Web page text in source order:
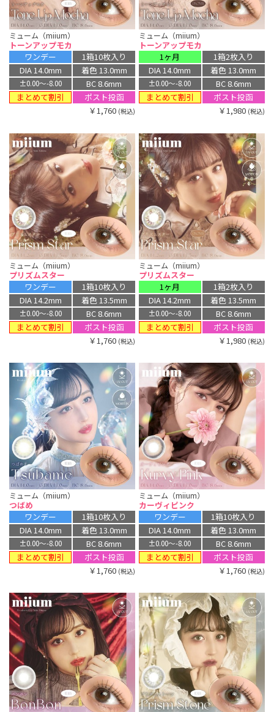
ミューム（miium）
トーンアップモカ
ワンデー
1箱10枚入り
DIA 14.0mm
着色 13.0mm
±0.00〜-8.00
BC 8.6mm
まとめて割引
ポスト投函
￥1,760 (税込)
ミューム（miium）
トーンアップモカ
1ヶ月
1箱2枚入り
DIA 14.0mm
着色 13.0mm
±0.00〜-8.00
BC 8.6mm
まとめて割引
ポスト投函
￥1,980 (税込)
ミューム（miium）
プリズムスター
ワンデー
1箱10枚入り
DIA 14.2mm
着色 13.5mm
±0.00〜-8.00
BC 8.6mm
まとめて割引
ポスト投函
￥1,760 (税込)
ミューム（miium）
プリズムスター
1ヶ月
1箱2枚入り
DIA 14.2mm
着色 13.5mm
±0.00〜-8.00
BC 8.6mm
まとめて割引
ポスト投函
￥1,980 (税込)
ミューム（miium）
つばめ
ワンデー
1箱10枚入り
DIA 14.0mm
着色 13.0mm
±0.00〜-8.00
BC 8.6mm
まとめて割引
ポスト投函
￥1,760 (税込)
ミューム（miium）
カーヴィピンク
ワンデー
1箱10枚入り
DIA 14.0mm
着色 13.0mm
±0.00〜-8.00
BC 8.6mm
まとめて割引
ポスト投函
￥1,760 (税込)